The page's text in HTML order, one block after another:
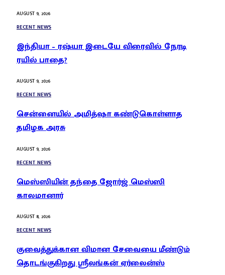
AUGUST 9, 2026
RECENT NEWS
இந்தியா – ரஷ்யா இடையே விரைவில் நேரடி
ரயில் பாதை?
AUGUST 9, 2026
RECENT NEWS
சென்னையில் அமித்ஷா கண்டுகொள்ளாத
தமிழக அரசு
AUGUST 9, 2026
RECENT NEWS
மெஸ்ஸியின் தந்தை ஜோர்ஜ் மெஸ்ஸி
காலமானார்
AUGUST 8, 2026
RECENT NEWS
குவைத்துக்கான விமான சேவையை மீண்டும்
தொடங்குகிறது ஸ்ரீலங்கன் ஏர்லைன்ஸ்